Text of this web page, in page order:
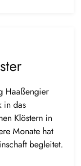
Haaßengier
in das
Klöstern in
Monate hat
begleitet.